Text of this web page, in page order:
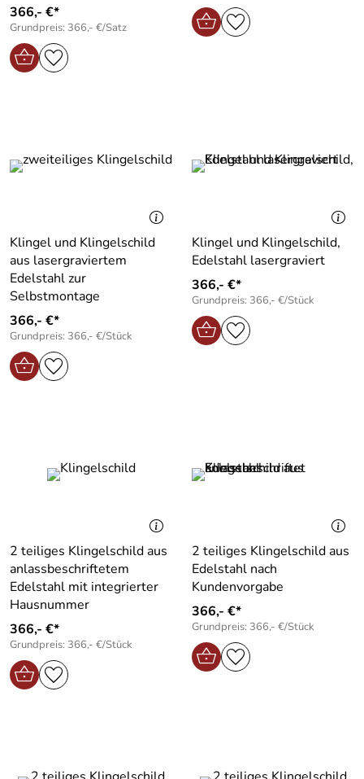
366,- €*
Grundpreis: 366,- €/Satz
Klingel und Klingelschild
aus lasergraviertem
Edelstahl zur
Selbstmontage
366,- €*
Grundpreis: 366,- €/Stück
Klingel und Klingelschild,
Edelstahl lasergraviert
366,- €*
Grundpreis: 366,- €/Stück
2 teiliges Klingelschild aus
anlassbeschriftetem
Edelstahl mit integrierter
Hausnummer
366,- €*
Grundpreis: 366,- €/Stück
2 teiliges Klingelschild aus
Edelstahl nach
Kundenvorgabe
366,- €*
Grundpreis: 366,- €/Stück